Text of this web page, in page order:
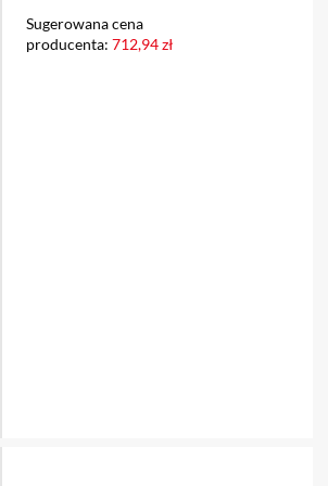
Sugerowana cena
producenta: 712,94 zł